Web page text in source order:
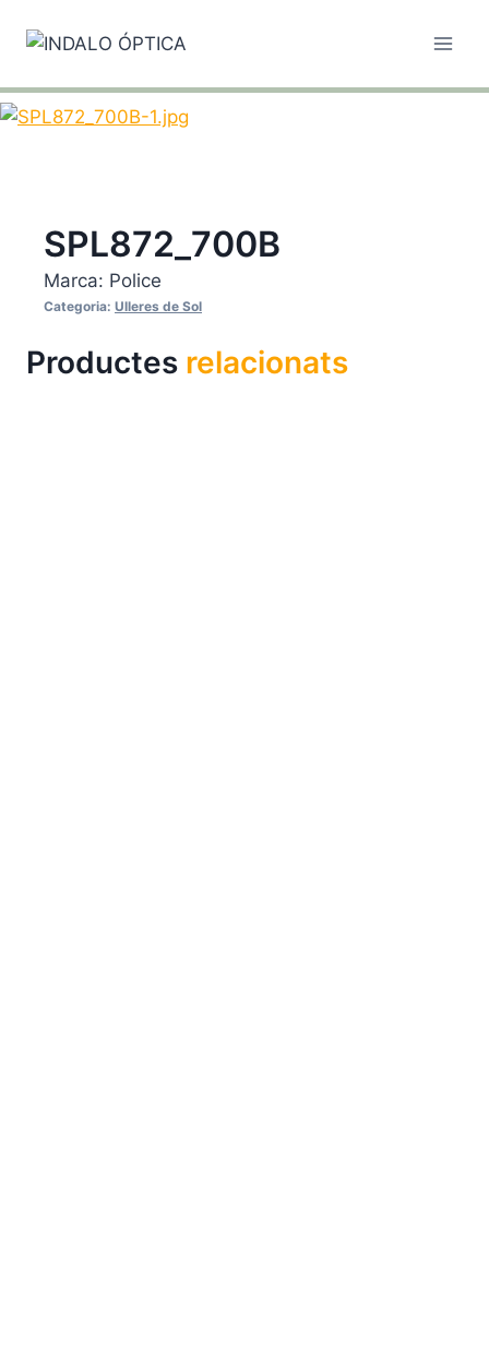
SPL872_700B
Marca: Police
Categoria: Ulleres de Sol
Productes relacionats